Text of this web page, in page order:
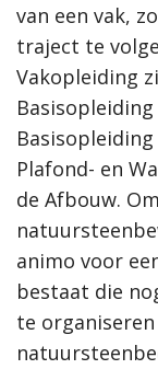
van een vak,
traject te
Vakopleiding
Plafond- en
de Afbouw.
animo voor
bestaat die
te